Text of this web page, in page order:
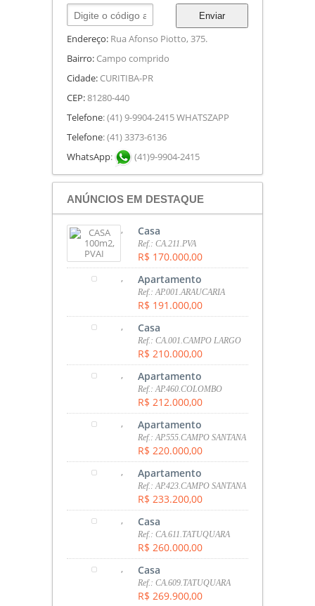
Enviar
Endereço: Rua Afonso Piotto, 375.
Bairro: Campo comprido
Cidade: CURITIBA-PR
CEP:81280-440
Telefone: (41) 9-9904-2415 WHATSZAPP
Telefone: (41) 3373-6136
WhatsApp: (41)9-9904-2415
ANÚNCIOS EM DESTAQUE
, Casa
Ref.: CA.211.PVA
R$ 170.000,00
, Apartamento
Ref.: AP.001.ARAUCARIA
R$ 191.000,00
, Casa
Ref.: CA.001.CAMPO LARGO
R$ 210.000,00
, Apartamento
Ref.: AP.460.COLOMBO
R$ 212.000,00
, Apartamento
Ref.: AP.555.CAMPO SANTANA
R$ 220.000,00
, Apartamento
Ref.: AP.423.CAMPO SANTANA
R$ 233.200,00
, Casa
Ref.: CA.611.TATUQUARA
R$ 260.000,00
, Casa
Ref.: CA.609.TATUQUARA
R$ 269.900,00